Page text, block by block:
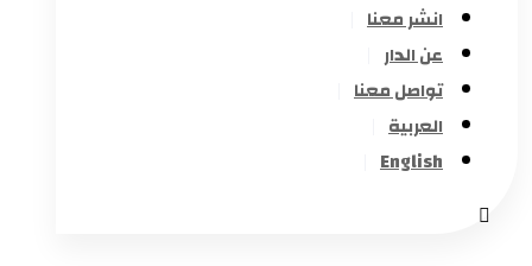
انشر معنا
عن الدار
تواصل معنا
العربية
English